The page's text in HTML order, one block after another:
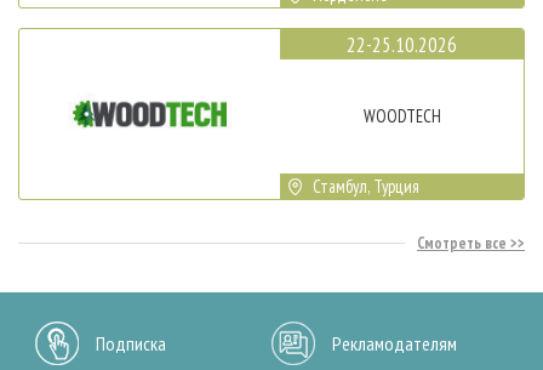
22-25.10.2026
WOODTECH
Стамбул, Турция
Смотреть все
Подписка Рекламодателям